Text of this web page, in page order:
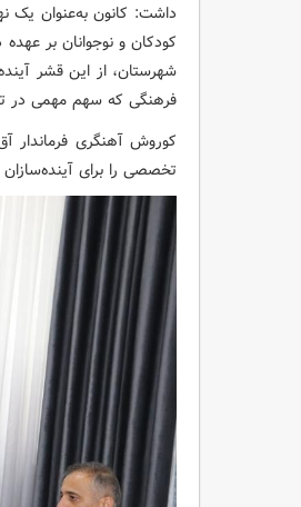
داشت: کانون به‌عنوان یک
کودکان و نوجوانان بر
شهرستان، از این قشر
فرهنگی که سهم مهمی در
کوروش آهنگری فرماندار
تخصصی را برای